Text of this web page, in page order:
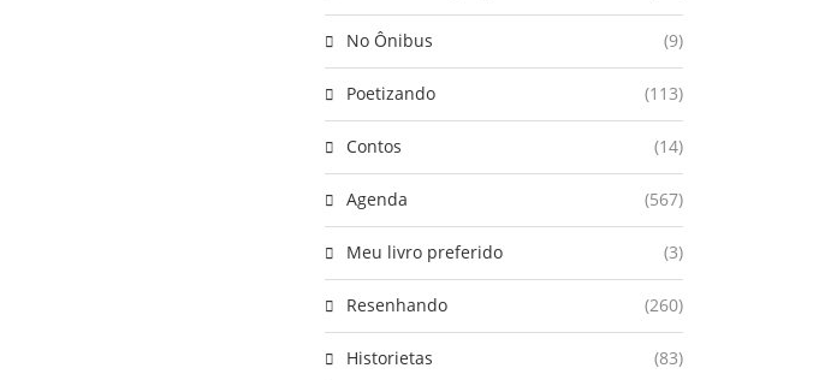
No Ônibus (9)
Poetizando (113)
Contos (14)
Agenda (567)
Meu livro preferido (3)
Resenhando (260)
Historietas (83)